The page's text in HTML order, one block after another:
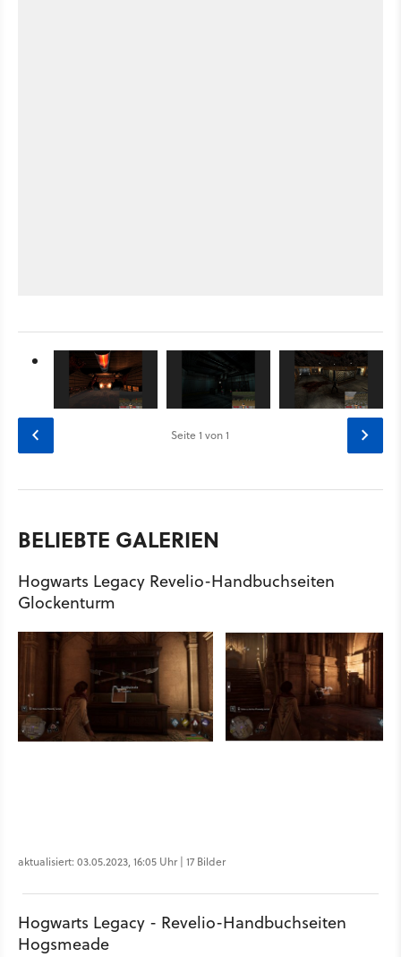
Seite1 von 1
BELIEBTE GALERIEN
Hogwarts Legacy Revelio-Handbuchseiten
Glockenturm
aktualisiert: 03.05.2023, 16:05 Uhr | 17 Bilder
Hogwarts Legacy - Revelio-Handbuchseiten
Hogsmeade